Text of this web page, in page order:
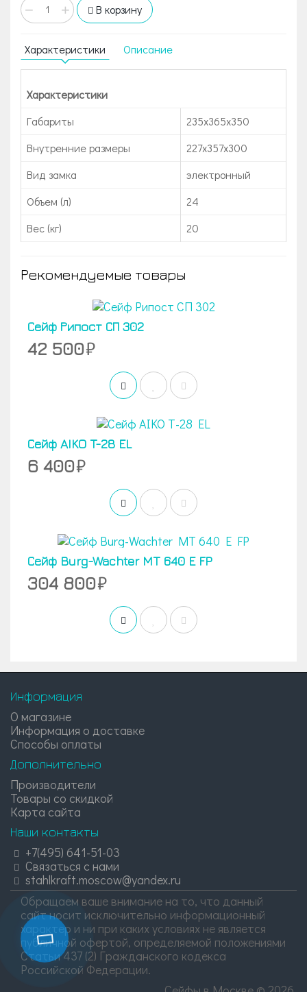
− + В корзину
Характеристики Описание
Характеристики
Габариты
235х365х350
Внутренние размеры
227x357x300
Вид замка
электронный
Объем (л)
24
Вес (кг)
20
Рекомендуемые товары
Сейф Рипост СП 302
42 500
Сейф AIKO T-28 EL
6 400
Сейф Burg-Wachter MT 640 E FP
304 800
Информация
О магазине
Информация о доставке
Способы оплаты
Дополнительно
Производители
Товары со скидкой
Карта сайта
Наши контакты
+7(495) 641-51-03
Связаться с нами
stahlkraft.moscow@yandex.ru
Обращаем ваше внимание на то, что данный
сайт носит исключительно информационный
характер и ни при каких условиях не является
публичной офертой, определяемой положениями
Статьи 437 (2) Гражданского кодекса
Российской Федерации.